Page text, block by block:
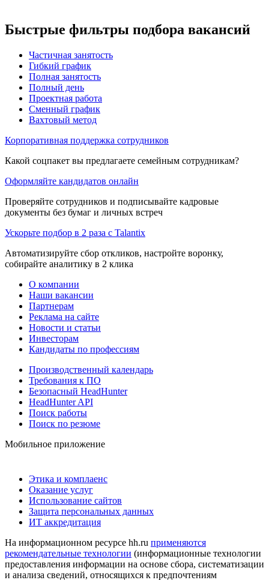
Быстрые фильтры подбора вакансий
Частичная занятость
Гибкий график
Полная занятость
Полный день
Проектная работа
Сменный график
Вахтовый метод
Корпоративная поддержка сотрудников
Какой соцпакет вы предлагаете семейным сотрудникам?
Оформляйте кандидатов онлайн
Проверяйте сотрудников и подписывайте кадровые
документы без бумаг и личных встреч
Ускорьте подбор в 2 раза с Talantix
Автоматизируйте сбор откликов, настройте воронку,
собирайте аналитику в 2 клика
О компании
Наши вакансии
Партнерам
Реклама на сайте
Новости и статьи
Инвесторам
Кандидаты по профессиям
Производственный календарь
Требования к ПО
Безопасный HeadHunter
HeadHunter API
Поиск работы
Поиск по резюме
Мобильное приложение
Этика и комплаенс
Оказание услуг
Использование сайтов
Защита персональных данных
ИТ аккредитация
На информационном ресурсе hh.ru применяются
рекомендательные технологии (информационные технологии
предоставления информации на основе сбора, систематизации
и анализа сведений, относящихся к предпочтениям